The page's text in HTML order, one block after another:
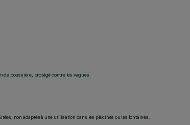
de poussière, protégé contre les vagues.
non adaptée à une utilisation dans les piscines ou les fontaines.